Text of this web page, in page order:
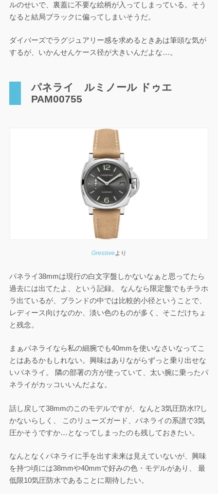
ルのせいで、裏蓋に不要な絵柄が入ってしまっている。そう
なると結局ブラックに偏ってしまいそうだ。
ダイバーズでラグジュアリー感を求めるときあは筆頭な気が
するが、いかんせんケース径が大きいんだよな…。
パネライ ルミノール ドゥエ
PAM00755
Gressiveより
パネライ38mmは現行の白文字盤しかないなぁと思ってたら
過去には出てたよ、という記録。 なんなら限定盤でもチラホ
ラ出ているが、ブランドの中では比較的小径ということで、
レディース向けなのか、淡い色のものが多く、そこだけちょ
と残念。
まぁパネライなら私の細腕でも40mmを使いなさいなってこ
とはあるかもしれない。興味はありながらずっと乗り出せな
いパネライ。 隣の部署の方が使っていて、太い腕に乗ったパ
ネライがカッコいいんだよな。
話し戻して38mmのこのモデルですが、なんと3気圧防水!?し
かないらしく、 このリューズガード、パネライの系譜で3気
圧かそうですか…となってしまったのも残しておきたい。
なんとなくパネライに手を出す未来は見えていないが、興味
を持つ頃には38mmや40mmで好みの色・モデルがあり、 最
低限10気圧防水であることに期待したい。